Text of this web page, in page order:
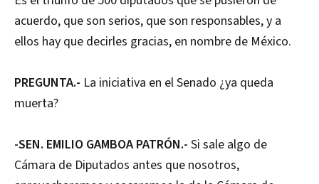
acuerdo, que son serios, que son responsables, y a
ellos hay que decirles gracias, en nombre de México.
PREGUNTA.- La iniciativa en el Senado ¿ya queda
muerta?
-SEN. EMILIO GAMBOA PATRÓN.- Si sale algo de
Cámara de Diputados antes que nosotros,